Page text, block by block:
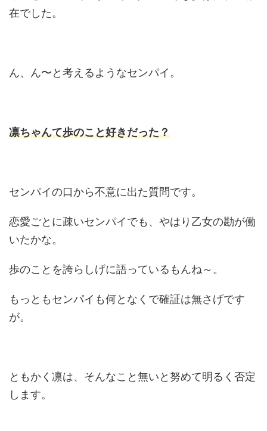
在でした。
ん、ん〜と考えるようなセンパイ。
凛ちゃんて歩のこと好きだった？
センパイの口から不意に出た質問です。
恋愛ごとに疎いセンパイでも、やはり乙女の勘が働
いたかな。
歩のことを誇らしげに語っているもんね～。
もっともセンパイも何となくで確証は無さげです
が。
ともかく凛は、そんなこと無いと努めて明るく否定
します。